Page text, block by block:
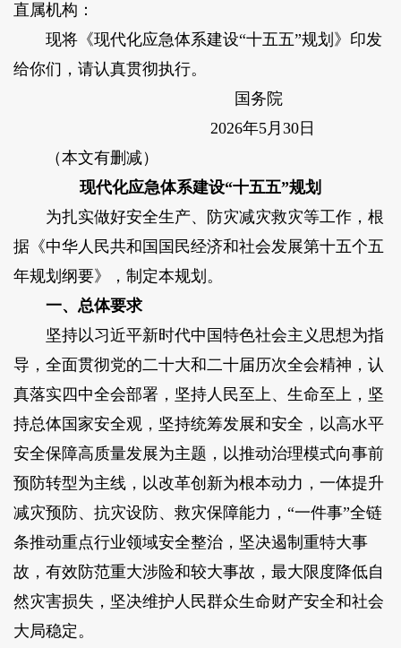
直属机构：
现将《现代化应急体系建设“十五五”规划》印发
给你们，请认真贯彻执行。
国务院
2026年5月30日
（本文有删减）
现代化应急体系建设“十五五”规划
为扎实做好安全生产、防灾减灾救灾等工作，根
据《中华人民共和国国民经济和社会发展第十五个五
年规划纲要》，制定本规划。
一、总体要求
坚持以习近平新时代中国特色社会主义思想为指
导，全面贯彻党的二十大和二十届历次全会精神，认
真落实四中全会部署，坚持人民至上、生命至上，坚
持总体国家安全观，坚持统筹发展和安全，以高水平
安全保障高质量发展为主题，以推动治理模式向事前
预防转型为主线，以改革创新为根本动力，一体提升
减灾预防、抗灾设防、救灾保障能力，“一件事”全链
条推动重点行业领域安全整治，坚决遏制重特大事
故，有效防范重大涉险和较大事故，最大限度降低自
然灾害损失，坚决维护人民群众生命财产安全和社会
大局稳定。